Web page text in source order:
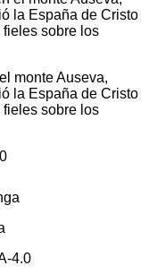
monte Auseva,
la España de Cristo
sobre los
4.0